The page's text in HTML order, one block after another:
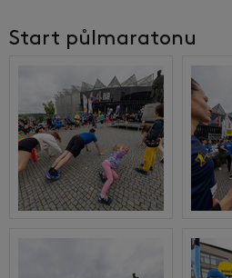
Start půlmaratonu